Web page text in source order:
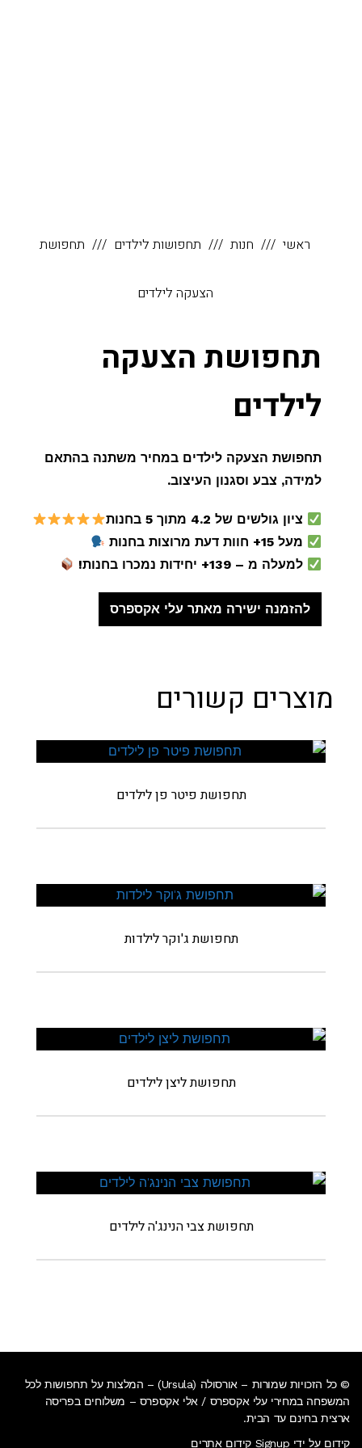
ראשי חנות תחפושות לילדים תחפושת
הצעקה לילדים
תחפושת הצעקה
לילדים
תחפושת הצעקה לילדים במחיר משתנה בהתאם
למידה, צבע וסגנון העיצוב.
ציון גולשים של 4.2 מתוך 5 בחנות
מעל 15+ חוות דעת מרוצות בחנות
למעלה מ – 139+ יחידות נמכרו בחנות!
להזמנה ישירה מאתר עלי אקספרס
מוצרים קשורים
תחפושת פיטר פן לילדים
תחפושת ג'וקר לילדות
תחפושת ליצן לילדים
תחפושת צבי הנינג'ה לילדים
© כל הזכויות שמורות – אורסולה (Ursula) – המלצות על תחפושות לכל
המשפחה במחירי עלי אקספרס / אלי אקספרס – משלוחים בפריסה
ארצית בחינם עד הבית.
קידום על ידי Signup קידום אתרים